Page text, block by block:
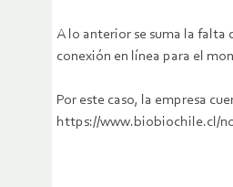
A lo anterior se suma la falta
conexión en línea para el
Por este caso, la empresa
https://www.biobiochile.cl/